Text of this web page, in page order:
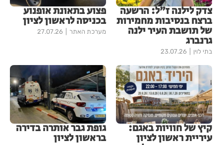
צדק לילנה ז"ל: הרשעה
ברצח בנסיבות מחמירות
של תושבת העיר ילנה
גרנברג
בתי לוין 23.07.26
פצוע בתאונת אופנוע
בכניסה לראשון לציון
מערכת האתר 27.07.26
קיץ של חוויות באגם:
עיריית ראשון לציון
גופת גבר אותרה בדירה
בראשון לציון